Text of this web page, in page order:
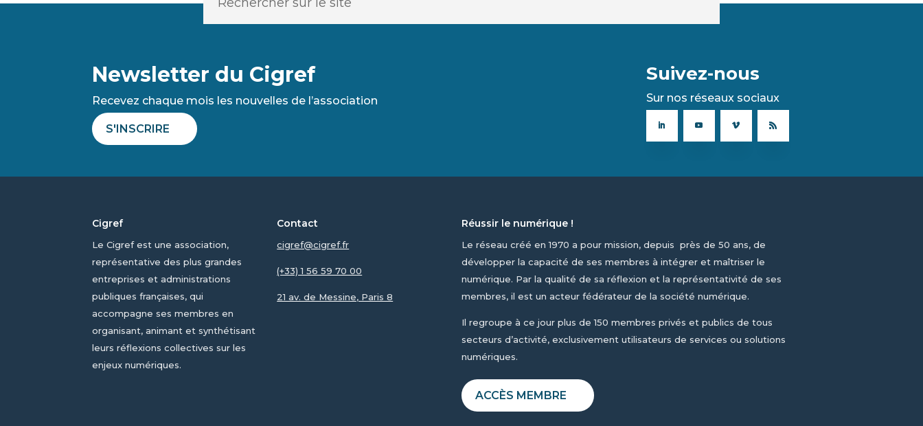
Newsletter du Cigref
Recevez chaque mois les nouvelles de l’association
S'INSCRIRE
Suivez-nous
Sur nos réseaux sociaux
Cigref
Le Cigref est une association,
représentative des plus grandes
entreprises et administrations
publiques françaises, qui
accompagne ses membres en
organisant, animant et synthétisant
leurs réflexions collectives sur les
enjeux numériques.
Contact
cigref@cigref.fr
(+33) 1 56 59 70 00
21 av. de Messine, Paris 8
Réussir le numérique !
Le réseau créé en 1970 a pour mission, depuis près de 50 ans, de
développer la capacité de ses membres à intégrer et maîtriser le
numérique. Par la qualité de sa réflexion et la représentativité de ses
membres, il est un acteur fédérateur de la société numérique.
Il regroupe à ce jour plus de 150 membres privés et publics de tous
secteurs d’activité, exclusivement utilisateurs de services ou solutions
numériques.
ACCÈS MEMBRE